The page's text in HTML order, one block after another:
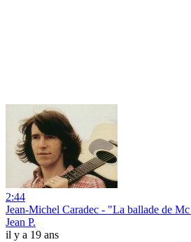
2:44
Jean-Michel Caradec - "La ballade de
Jean P.
il y a 19 ans